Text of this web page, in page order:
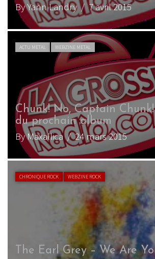
By Yann Landry/ 7 avril 2015
ACTU METAL WEBZINE METAL
Chunk! No, Captain
du prochain album
By Maxallica/ 24 mars 2015
CHRONIQUE ROCK WEBZINE ROCK
The Earl Grey – We Are